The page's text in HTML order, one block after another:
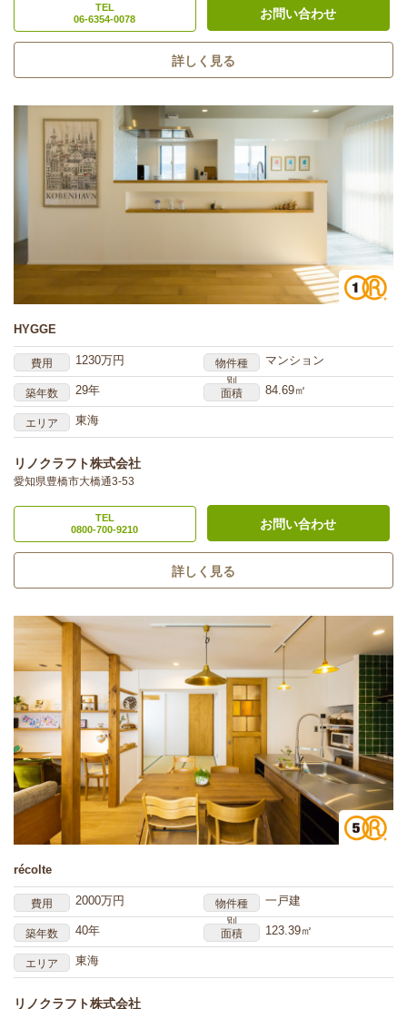
TEL
06-6354-0078
お問い合わせ
詳しく見る
HYGGE
費用 1230万円
物件種
別
マンション
築年数 29年 面積 84.69㎡
エリア 東海
リノクラフト株式会社
愛知県豊橋市大橋通3-53
TEL
0800-700-9210
お問い合わせ
詳しく見る
récolte
費用 2000万円
物件種
別
一戸建
築年数 40年 面積 123.39㎡
エリア 東海
リノクラフト株式会社